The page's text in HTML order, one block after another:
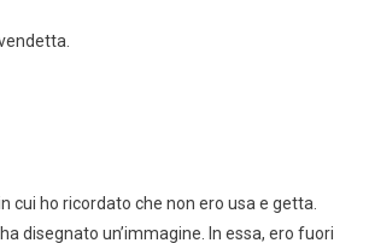
cui ho ricordato che non ero usa e getta.
disegnato un’immagine. In essa, ero fuori